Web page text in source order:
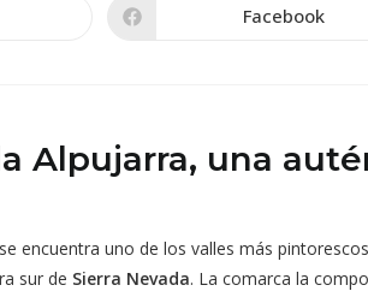
Se
Facebook
Alpujarra, una
encuentra uno de los valles más
sur de Sierra Nevada. La comarca la